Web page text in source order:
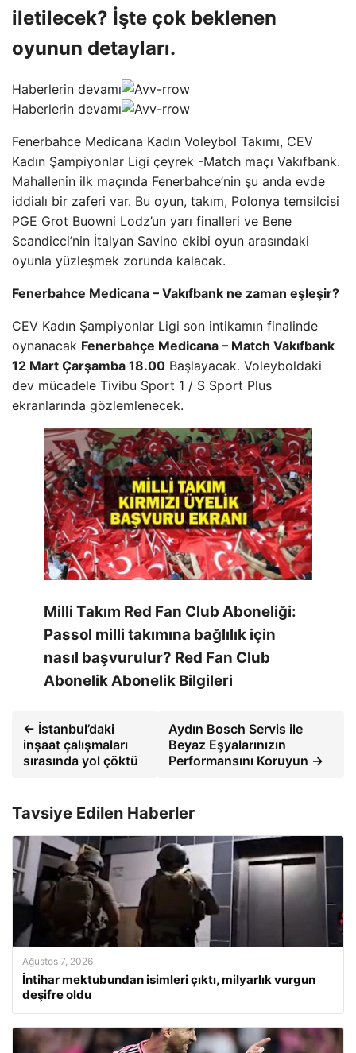
iletilecek? İşte çok beklenen
oyunun detayları.
Haberlerin devamı
Haberlerin devamı
Fenerbahce Medicana Kadın Voleybol Takımı, CEV
Kadın Şampiyonlar Ligi çeyrek -Match maçı Vakıfbank.
Mahallenin ilk maçında Fenerbahce’nin şu anda evde
iddialı bir zaferi var. Bu oyun, takım, Polonya temsilcisi
PGE Grot Buowni Lodz’un yarı finalleri ve Bene
Scandicci’nin İtalyan Savino ekibi oyun arasındaki
oyunla yüzleşmek zorunda kalacak.
Fenerbahce Medicana – Vakıfbank ne zaman eşleşir?
CEV Kadın Şampiyonlar Ligi son intikamın finalinde
oynanacak Fenerbahçe Medicana – Match Vakıfbank
12 Mart Çarşamba 18.00 Başlayacak. Voleyboldaki
dev mücadele Tivibu Sport 1 / S Sport Plus
ekranlarında gözlemlenecek.
Milli Takım Red Fan Club Aboneliği:
Passol milli takımına bağlılık için
nasıl başvurulur? Red Fan Club
Abonelik Abonelik Bilgileri
← İstanbul’daki
inşaat çalışmaları
sırasında yol çöktü
Aydın Bosch Servis ile
Beyaz Eşyalarınızın
Performansını Koruyun →
Tavsiye Edilen Haberler
Ağustos 7, 2026
İntihar mektubundan isimleri çıktı, milyarlık vurgun
deşifre oldu